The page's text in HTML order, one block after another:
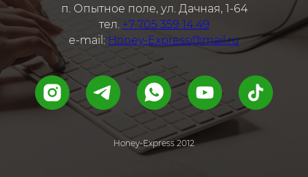
п. Опытное поле, ул. Дачная, 1-64
тел. +7 705 359 14 49
e-mail: Honey-Express@mail.ru
Honey-Express 2012